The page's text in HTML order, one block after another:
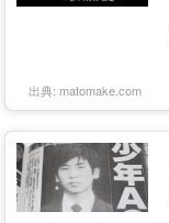
出典: matomake.com